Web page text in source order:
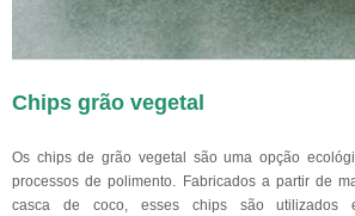
Chips grão vegetal
Os chips de grão vegetal são uma opção
processos de polimento. Fabricados a partir de
casca de coco, esses chips são utilizados